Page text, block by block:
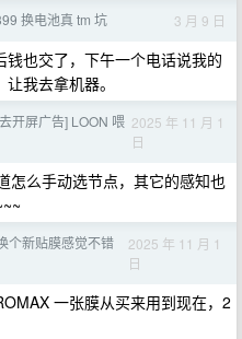
换电池真 tm 坑 3 月 9 日
也交了，下午一个电话说我的
我去拿机器。
开屏广告] LOON 喂 2025 年 11 月 1
日
怎么手动选节点，其它的感知也
个新贴膜感觉不错
2025 年 11 月 1
日
一张膜从买来用到现在，2